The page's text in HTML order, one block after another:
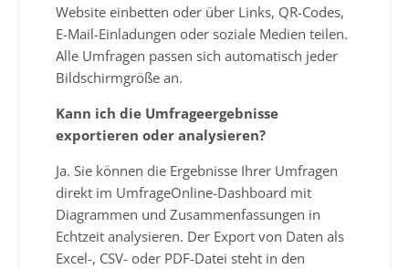
Website einbetten oder über Links, QR-Codes,
E-Mail-Einladungen oder soziale Medien teilen.
Alle Umfragen passen sich automatisch jeder
Bildschirmgröße an.
Kann ich die Umfrageergebnisse
exportieren oder analysieren?
Ja. Sie können die Ergebnisse Ihrer Umfragen
direkt im UmfrageOnline-Dashboard mit
Diagrammen und Zusammenfassungen in
Echtzeit analysieren. Der Export von Daten als
Excel-, CSV- oder PDF-Datei steht in den